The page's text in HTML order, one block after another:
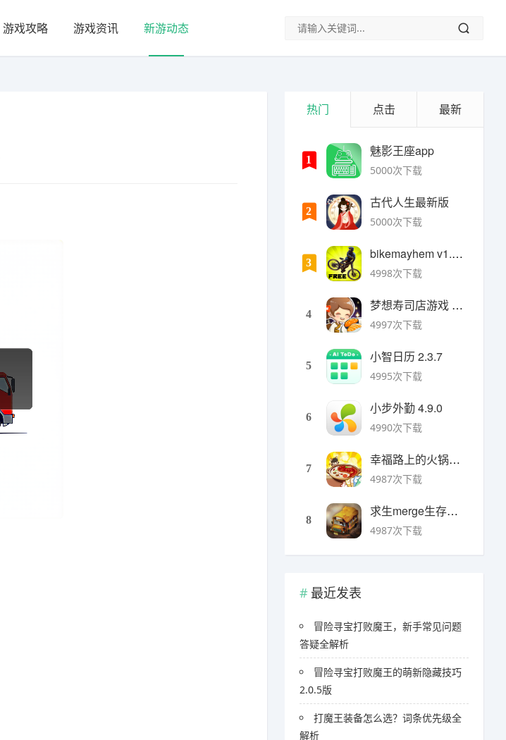
游戏攻略 游戏资讯 新游动态
热门 点击 最新
1
魅影王座app
5000次下载
2
古代人生最新版
5000次下载
3
bikemayhem v1.6.2安卓版
4998次下载
4
梦想寿司店游戏 v4.14.1安卓版
4997次下载
5
小智日历 2.3.7
4995次下载
6
小步外勤 4.9.0
4990次下载
7
幸福路上的火锅店官方版 v5.3.5安卓版
4987次下载
8
求生merge生存之地手机版 v1.48.0安卓版
4987次下载
最近发表
冒险寻宝打败魔王，新手常见问题
答疑全解析
冒险寻宝打败魔王的萌新隐藏技巧
2.0.5版
打魔王装备怎么选？词条优先级全
解析